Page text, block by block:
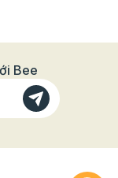
ẩm < 60%
Bee